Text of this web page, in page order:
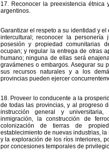
17. Reconocer la preexistencia
argentinos.
Garantizar el respeto a su identidad y
intercultural; reconocer la
posesión y propiedad comunitarias
ocupan; y regular la entrega de otras
humano; ninguna de ellas será
gravámenes o embargos. Asegurar su
sus recursos naturales y a los
provincias pueden ejercer
18. Proveer lo conducente a la
de todas las provincias, y al progreso
instrucción general y
inmigración, la construcción de
colonización de tierras de
establecimiento de nuevas industrias,
y la exploración de los ríos interiores,
por concesiones temporales de